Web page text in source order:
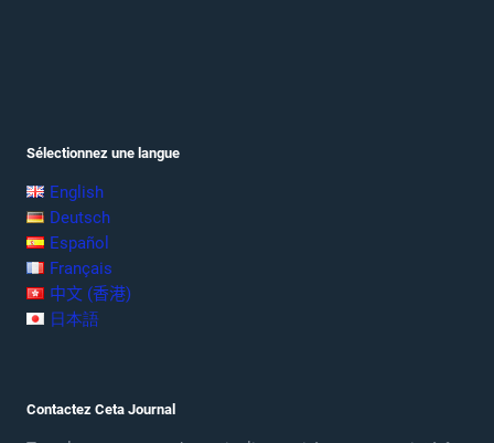
Sélectionnez une langue
English
Deutsch
Español
Français
中文 (香港)
日本語
Contactez Ceta Journal